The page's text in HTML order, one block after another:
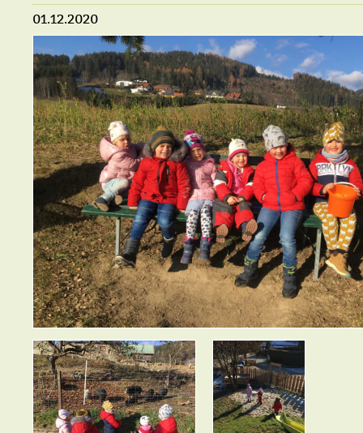
01.12.2020